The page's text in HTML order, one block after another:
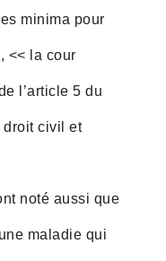
minima pour
<< la cour
l’article 5 du
droit civil et
noté aussi que
maladie qui